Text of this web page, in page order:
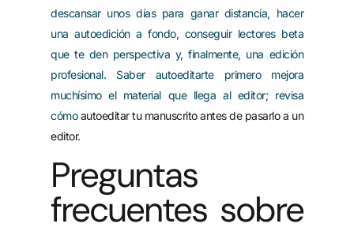
descansar unos días para ganar distancia, hacer
una autoedición a fondo, conseguir lectores beta
que te den perspectiva y, finalmente, una edición
profesional. Saber autoeditarte primero mejora
muchísimo el material que llega al editor; revisa
cómoautoeditar tu manuscrito antes de pasarlo a un
editor.
Preguntas
frecuentes sobre